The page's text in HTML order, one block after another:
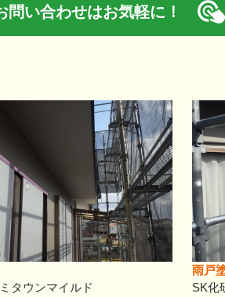
問い合わせはお気軽に！
タウンマイルド
雨戸
SK化